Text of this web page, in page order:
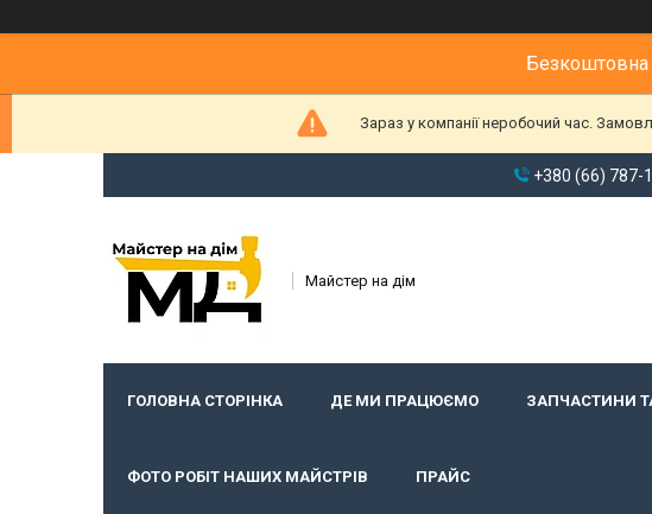
Безкоштовна
Зараз у компанії неробочий час.
+380 (66) 787-
Майстер на дім
ГОЛОВНА СТОРІНКА ДЕ МИ ПРАЦЮЄМО ЗАПЧАСТИНИ
ФОТО РОБІТ НАШИХ МАЙСТРІВ ПРАЙС